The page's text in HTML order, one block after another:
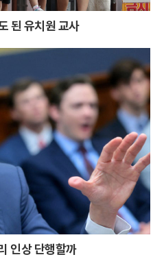
된 유치원 교사
인상 단행할까